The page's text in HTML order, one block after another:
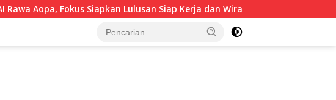
Fokus Siapkan Lulusan Siap Kerja dan Wirausaha